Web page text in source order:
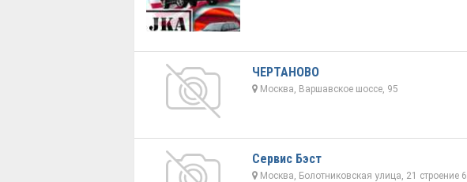
ЧЕРТАНОВО
Москва, Варшавское шоссе, 95
Сервис Бэст
Москва, Болотниковская улица, 21 строение 6